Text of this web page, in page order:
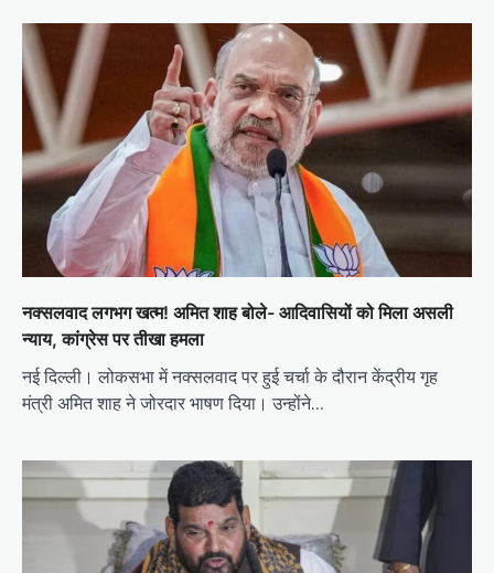
नक्सलवाद लगभग खत्म! अमित शाह बोले- आदिवासियों को मिला असली
न्याय, कांग्रेस पर तीखा हमला
नई दिल्ली। लोकसभा में नक्सलवाद पर हुई चर्चा के दौरान केंद्रीय गृह
मंत्री अमित शाह ने जोरदार भाषण दिया। उन्होंने…